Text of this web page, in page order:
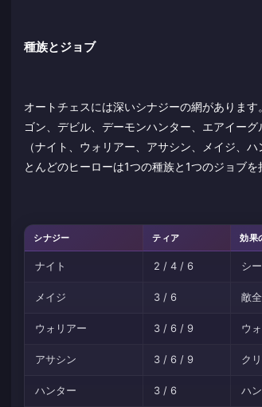
種族とジョブ
オートチェスには深いシナジーの網がありま
ゴン、デビル、デーモンハンター、エアイー
（ナイト、ウォリアー、アサシン、メイジ、
とんどのヒーローは1つの種族と1つのジョブを
シナジー ティア 効果
ナイト 2 / 4 / 6 シ
メイジ 3 / 6 敵
ウォリアー 3 / 6 / 9 ウ
アサシン 3 / 6 / 9 ク
ハンター 3 / 6 ハ